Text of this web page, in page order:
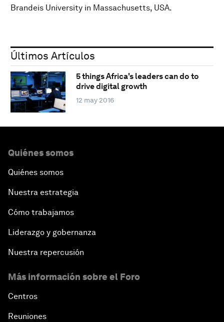
Brandeis University in Massachusetts, USA.
Últimos Artículos
5 things Africa's leaders can do to
drive digital growth
12 may 2016
Quiénes somos
Quiénes somos
Nuestra estrategia
Cómo trabajamos
Liderazgo y gobernanza
Nuestra repercusión
Más información sobre el Foro
Centros
Reuniones